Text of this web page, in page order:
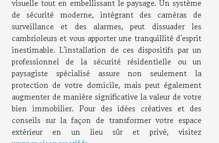
visuelle tout en embellissant le paysage. Un système
de sécurité moderne, intégrant des caméras de
surveillance et des alarmes, peut dissuader les
cambrioleurs et vous apporter une tranquillité d'esprit
inestimable. L'installation de ces dispositifs par un
professionnel de la sécurité résidentielle ou un
paysagiste spécialisé assure non seulement la
protection de votre domicile, mais peut également
augmenter de manière significative la valeur de votre
bien immobilier. Pour des idées créatives et des
conseils sur la façon de transformer votre espace
extérieur en un lieu sûr et privé, visitez